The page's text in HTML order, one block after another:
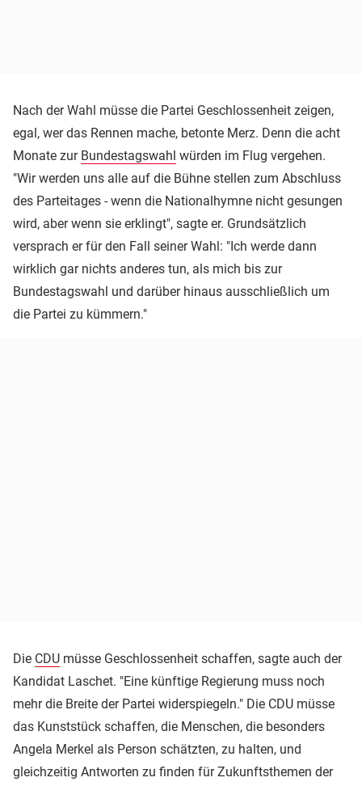
Nach der Wahl müsse die Partei Geschlossenheit zeigen,
egal, wer das Rennen mache, betonte Merz. Denn die acht
Monate zur Bundestagswahl würden im Flug vergehen.
"Wir werden uns alle auf die Bühne stellen zum Abschluss
des Parteitages - wenn die Nationalhymne nicht gesungen
wird, aber wenn sie erklingt", sagte er. Grundsätzlich
versprach er für den Fall seiner Wahl: "Ich werde dann
wirklich gar nichts anderes tun, als mich bis zur
Bundestagswahl und darüber hinaus ausschließlich um
die Partei zu kümmern."
Die CDU müsse Geschlossenheit schaffen, sagte auch der
Kandidat Laschet. "Eine künftige Regierung muss noch
mehr die Breite der Partei widerspiegeln." Die CDU müsse
das Kunststück schaffen, die Menschen, die besonders
Angela Merkel als Person schätzten, zu halten, und
gleichzeitig Antworten zu finden für Zukunftsthemen der